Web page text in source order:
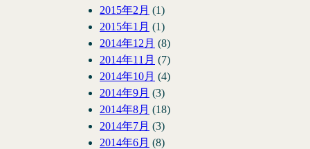
2015年2月 (1)
2015年1月 (1)
2014年12月 (8)
2014年11月 (7)
2014年10月 (4)
2014年9月 (3)
2014年8月 (18)
2014年7月 (3)
2014年6月 (8)